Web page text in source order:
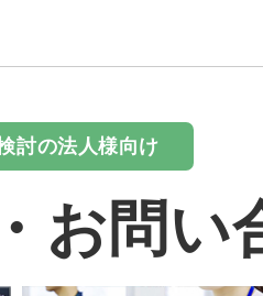
討の法人様向け
お問い